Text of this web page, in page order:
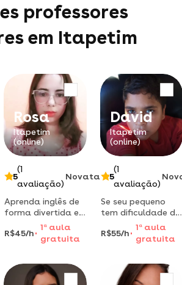
professores
em Itapetim
Rosa
Itapetim
(online)
5
(1
avaliação)
Novata
Aprenda inglês de
forma divertida e
eficaz, através de
aulas práticas e
sem enrolação!
R$45/h
1 a aula
gratuita
David
Itapetim
(online)
5
(1
avaliação)
Se seu pequeno
tem dificuldade de
matemática você
achou o lugar
certo! aqui ele vai
divertindo, e o
melhor é que ele
R$55/h
1 aaula
gratuita